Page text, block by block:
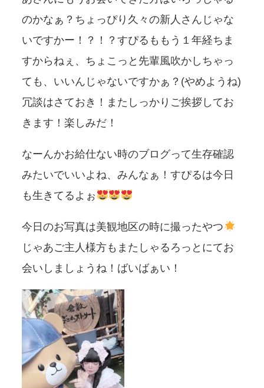
のかなぁ？ちょっぴり久々の新人さんじゃな
いですかー！？！？すぴるももう１年経ちま
すからねぇ、ちょこっと先輩風吹かしちゃっ
ても、いいんじゃないですかぁ？(やめようね)
冗談はさておき！またしっかりご挨拶してお
きます！楽しみだ！
なーんかお給仕ない時のブログって生存確認
みたいでいいよね、みんなぁ！すぴるは今日
も生きてるよぉ
今日のお写真は美観地区の時に撮ったやつ
じゃあご主人様方もまたしゃるろっとにてお
会いしましょうね！ばいばぁい！